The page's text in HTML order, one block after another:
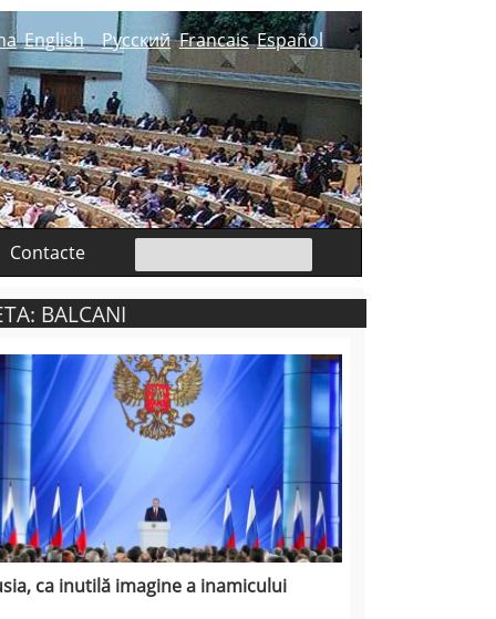
English Русский Francais Español
Contacte
BALCANI
ca inutilă imagine a inamicului